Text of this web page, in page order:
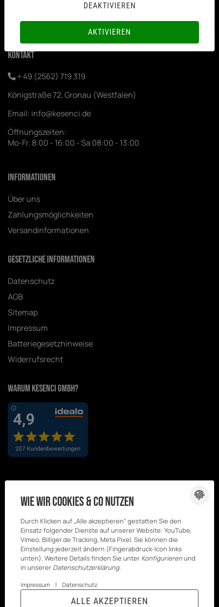
FOLGEN
Kontakt
+ 49 (2562) 719 319
Königstraße 72, Gronau (Westfalen)
Email: info@kesenci.de
Öffnungszeiten:
Mo-Fr. 8:00 - 16:00 - Sa 08:00 - 13:00
Informationen
Über uns
Zahlungsmöglichkeiten
Versandinformationen
Gesetzliche Informationen
Datenschutz
AGB
Sitemap
Impressum
Batteriegesetzhinweise
Widerrufsrecht
Warum Kesenci GmbH?
© Kesenci
Wie wir Cookies & Co nutzen
Durch Klicken auf „Alle akzeptieren“ gestatten Sie den
Einsatz folgender Dienste auf unserer Website: YouTube,
Vimeo, Billiger.de Tracking, Meta Pixel. Sie können die
Einstellung jederzeit ändern (Fingerabdruck-Icon links
unten). Weitere Details finden Sie unter Konfigurierenund
in unserer Datenschutzerklärung.
Impressum | Datenschutz
ALLE AKZEPTIEREN
DEAKTIVIEREN
AKTIVIEREN